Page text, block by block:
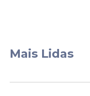
Mais Lidas